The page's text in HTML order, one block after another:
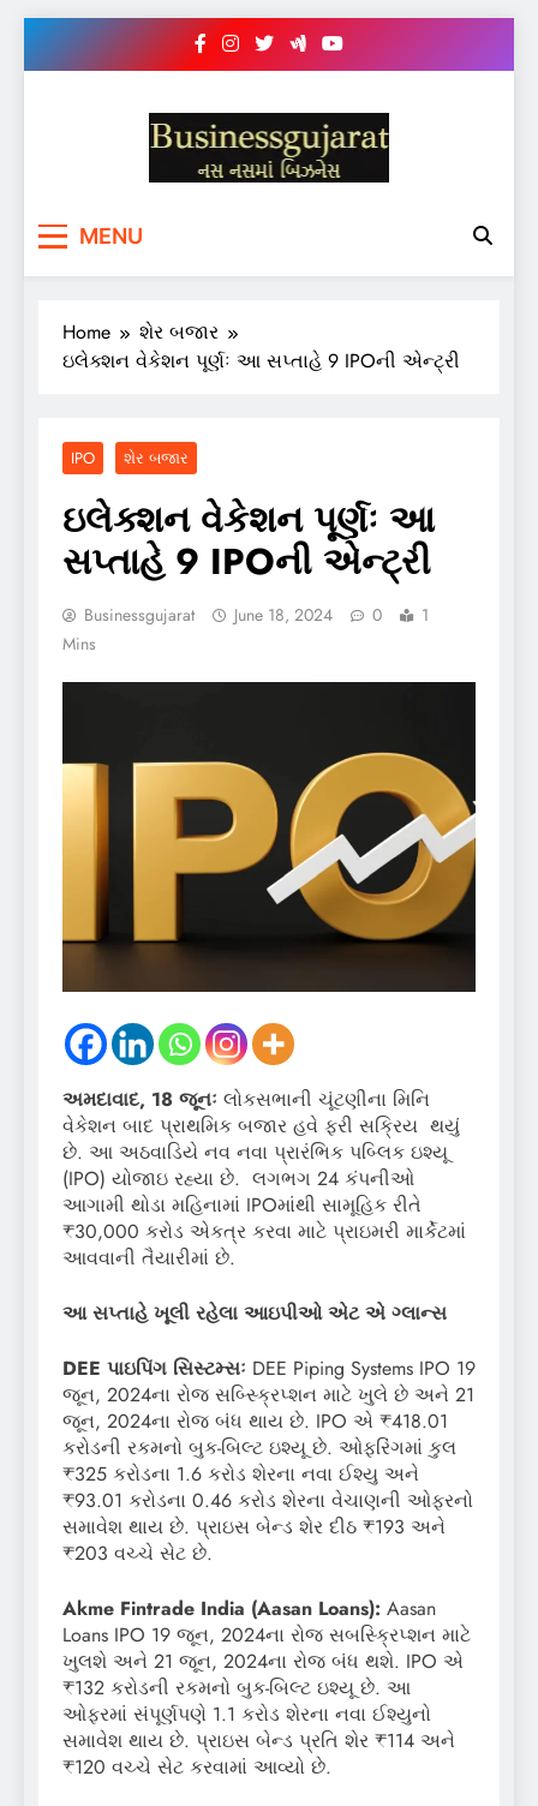
BUSINESS GUJARAT
MENU
Home
શેર બજાર
ઇલેક્શન વેકેશન પૂર્ણઃ આ સપ્તાહે 9 IPOની એન્ટ્રી
IPO શેર બજાર
ઇલેક્શન વેકેશન પૂર્ણઃ આ
સપ્તાહે 9 IPOની એન્ટ્રી
Businessgujarat June 18, 2024 0
1
Mins
અમદાવાદ, 18 જૂનઃ લોકસભાની ચૂંટણીના મિનિ
વેકેશન બાદ પ્રાથમિક બજાર હવે ફરી સક્રિય થયું
છે. આ અઠવાડિયે નવ નવા પ્રારંભિક પબ્લિક ઇશ્યૂ
(IPO) યોજાઇ રહ્યા છે. લગભગ 24 કંપનીઓ
આગામી થોડા મહિનામાં IPOમાંથી સામૂહિક રીતે
₹30,000 કરોડ એકત્ર કરવા માટે પ્રાઇમરી માર્કેટમાં
આવવાની તૈયારીમાં છે.
આ સપ્તાહે ખૂલી રહેલા આઇપીઓ એટ એ ગ્લાન્સ
DEE પાઇપિંગ સિસ્ટમ્સઃ DEE Piping Systems IPO 19
જૂન, 2024ના રોજ સબ્સ્ક્રિપ્શન માટે ખુલે છે અને 21
જૂન, 2024ના રોજ બંધ થાય છે. IPO એ ₹418.01
કરોડની રકમનો બુક-બિલ્ટ ઇશ્યૂ છે. ઓફરિંગમાં કુલ
₹325 કરોડના 1.6 કરોડ શેરના નવા ઈશ્યુ અને
₹93.01 કરોડના 0.46 કરોડ શેરના વેચાણની ઓફરનો
સમાવેશ થાય છે. પ્રાઇસ બેન્ડ શેર દીઠ ₹193 અને
₹203 વચ્ચે સેટ છે.
Akme Fintrade India (Aasan Loans): Aasan
Loans IPO 19 જૂન, 2024ના રોજ સબસ્ક્રિપ્શન માટે
ખુલશે અને 21 જૂન, 2024ના રોજ બંધ થશે. IPO એ
₹132 કરોડની રકમનો બુક-બિલ્ટ ઇશ્યૂ છે. આ
ઓફરમાં સંપૂર્ણપણે 1.1 કરોડ શેરના નવા ઈશ્યુનો
સમાવેશ થાય છે. પ્રાઇસ બેન્ડ પ્રતિ શેર ₹114 અને
₹120 વચ્ચે સેટ કરવામાં આવ્યો છે.